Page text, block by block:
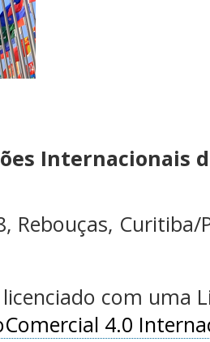
Internacionais
Rebouças, Curitiba/
com uma
4.0